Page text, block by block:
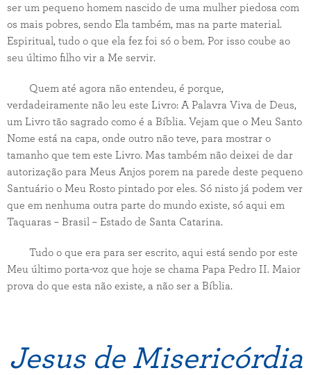
ser um pequeno homem nascido de uma mulher piedosa com
os mais pobres, sendo Ela também, mas na parte material.
Espiritual, tudo o que ela fez foi só o bem. Por isso coube ao
seu último filho vir a Me servir.
Quem até agora não entendeu, é porque,
verdadeiramente não leu este Livro: A Palavra Viva de Deus,
um Livro tão sagrado como é a Bíblia. Vejam que o Meu Santo
Nome está na capa, onde outro não teve, para mostrar o
tamanho que tem este Livro. Mas também não deixei de dar
autorização para Meus Anjos porem na parede deste pequeno
Santuário o Meu Rosto pintado por eles. Só nisto já podem ver
que em nenhuma outra parte do mundo existe, só aqui em
Taquaras – Brasil – Estado de Santa Catarina.
Tudo o que era para ser escrito, aqui está sendo por este
Meu último porta-voz que hoje se chama Papa Pedro II. Maior
prova do que esta não existe, a não ser a Bíblia.
Jesus de Misericórdia